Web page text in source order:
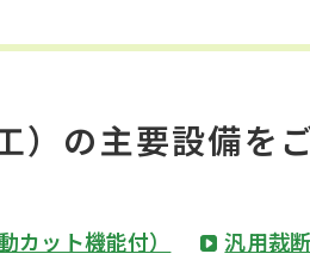
）の主要設備を
カット機能付） 汎用裁